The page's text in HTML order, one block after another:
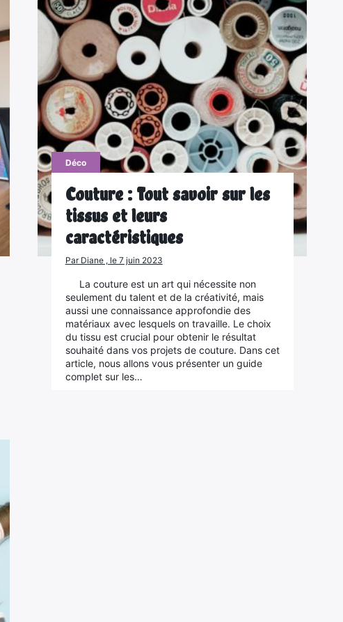
Déco
Couture : Tout savoir sur les
tissus et leurs
caractéristiques
Par Diane , le 7 juin 2023
La couture est un art qui nécessite non
seulement du talent et de la créativité, mais
aussi une connaissance approfondie des
matériaux avec lesquels on travaille. Le choix
du tissu est crucial pour obtenir le résultat
souhaité dans vos projets de couture. Dans cet
article, nous allons vous présenter un guide
complet sur les…